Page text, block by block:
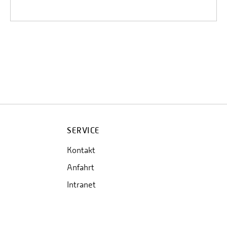
SERVICE
Kontakt
Anfahrt
Intranet